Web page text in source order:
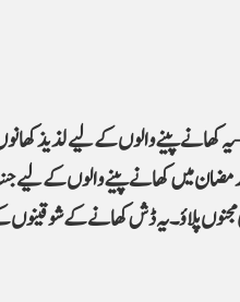
پینے والوں کے لیے لذیذ کھانوں
رمضان میں کھانے پینے والوں کے
مجنوں پلاؤ۔ یہ ڈش کھانے کے شوقینوں